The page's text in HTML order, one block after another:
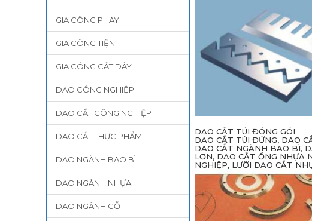
GIA CÔNG PHAY
GIA CÔNG TIỆN
GIA CÔNG CẮT DÂY
DAO CÔNG NGHIỆP
DAO CẮT CÔNG NGHIỆP
DAO CẮT THỰC PHẨM
DAO NGÀNH BAO BÌ
DAO NGÀNH NHỰA
DAO NGÀNH GỖ
DAO CẮT TÚI ĐÓNG GÓI
DAO CẮT TÚI ĐỨNG, DAO
DAO CẮT NGÀNH BAO BÌ,
LƠN, DAO CẮT ỐNG NHỰA
NGHIỆP, LƯỠI DAO CẮT